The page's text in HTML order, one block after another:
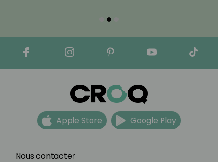
Nous contacter
Apple Store Google Play